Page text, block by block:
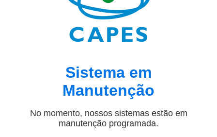
Sistema em
Manutenção
No momento, nossos sistemas estão em
manutenção programada.